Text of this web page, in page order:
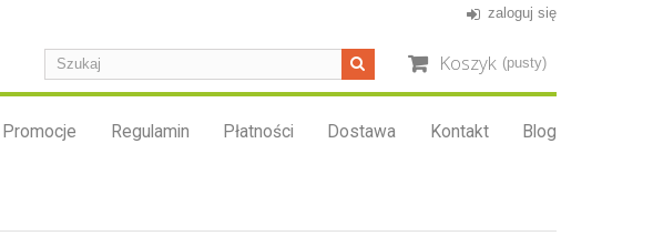
zaloguj się
Koszyk (pusty)
Promocje Regulamin Płatności Dostawa Kontakt Blog